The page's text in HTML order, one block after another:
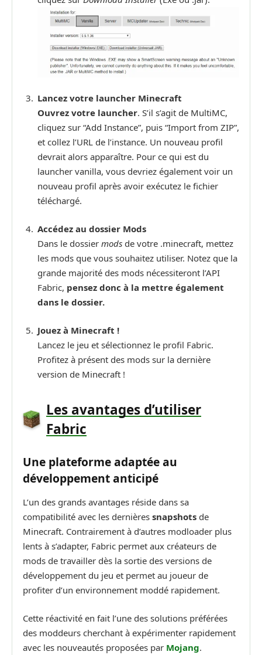
Lancez votre launcher Minecraft
Ouvrez votre launcher. S’il s’agit de MultiMC,
cliquez sur “Add Instance”, puis “Import from ZIP”,
et collez l’URL de l’instance. Un nouveau profil
devrait alors apparaître. Pour ce qui est du
launcher vanilla, vous devriez également voir un
nouveau profil après avoir exécutez le fichier
téléchargé.
Accédez au dossier Mods
Dans le dossier mods de votre .minecraft, mettez
les mods que vous souhaitez utiliser. Notez que la
grande majorité des mods nécessiteront l’API
Fabric, pensez donc à la mettre également
dans le dossier.
Jouez à Minecraft !
Lancez le jeu et sélectionnez le profil Fabric.
Profitez à présent des mods sur la dernière
version de Minecraft !
Les avantages d’utiliser
Fabric
Une plateforme adaptée au
développement anticipé
L’un des grands avantages réside dans sa
compatibilité avec les dernières snapshots de
Minecraft. Contrairement à d’autres modloader plus
lents à s’adapter, Fabric permet aux créateurs de
mods de travailler dès la sortie des versions de
développement du jeu et permet au joueur de
profiter d’un environnement moddé rapidement.
Cette réactivité en fait l’une des solutions préférées
des moddeurs cherchant à expérimenter rapidement
avec les nouveautés proposées par Mojang.